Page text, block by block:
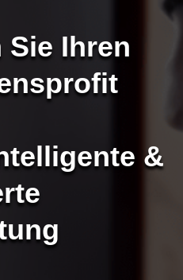
Sie Ihren
&